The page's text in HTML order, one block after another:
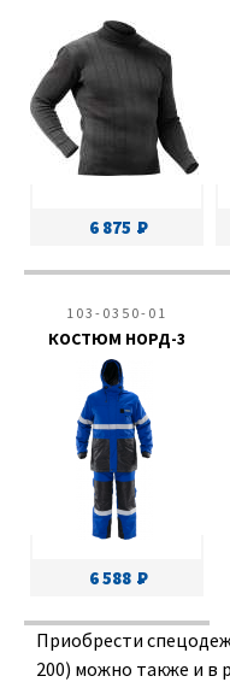
6 875
103-0350-01
КОСТЮМ НОРД-3
6 588
Приобрести
200) можно также и в